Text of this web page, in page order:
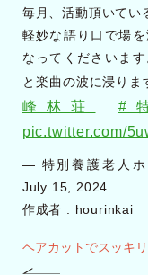
毎月、活動頂いてい
軽妙な語り口で場
なってくださいま
と楽曲の波に浸り
峰林荘
#
pic.twitter.com/
— 特別養護老人ホ
July 15, 2024
作成者 : hourinkai
ヘアカットでスッキリ